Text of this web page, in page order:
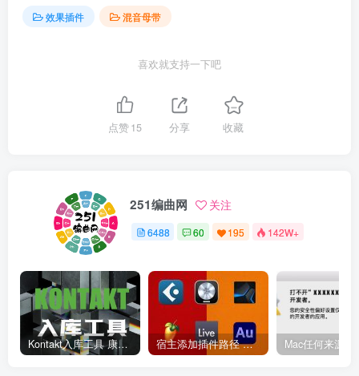
效果插件 混音母带
喜欢就支持一下吧
点赞15 分享 收藏
251编曲网 关注
6488 60 195 142W+
Kontakt入库工具 康泰克入库教程 宿主添加插件路径 插件路径设置 VSTPlugins路径